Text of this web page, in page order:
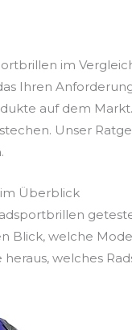
im
Ihren
auf dem
Unser
Überblick
Blick, welche
heraus, welches